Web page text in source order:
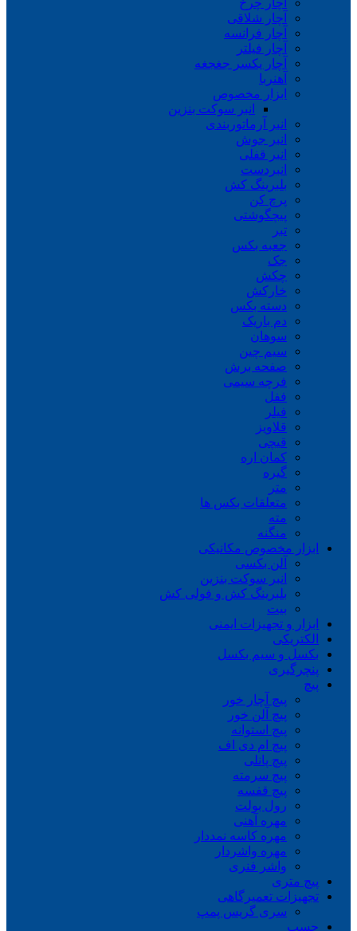
آچار شلاقی
آچار فرانسه
آچار فیلتر
آچار یکسر جغجغه
آهنربا
ابزار مخصوص
انبر سوکت بنزین
انبر آرماتوربندی
انبر جوش
انبر قفلی
انبردست
بلبرینگ کش
پرچ کن
پیچگوشتی
تبر
جعبه بکس
جک
چکش
خارکش
دسته بکس
دم باریک
سوهان
سیم چین
صفحه برش
فرچه سیمی
ففل
فیلر
قلاویز
قیچی
کمان اره
گیره
متر
متعلقات بکس ها
مته
منگنه
ابزار مخصوص مکانیکی
آلن بکسی
انبر سوکت بنزین
بلبرینگ کش و فولی کش
بیت
ابزار و تجهیزات ایمنی
الکتریکی
بکسل و سیم بکسل
پنچرگیری
پیچ
پیچ آچار خور
پیچ آلن خور
پیچ استوانه
پیچ ام دی اف
پیچ پانلی
پیچ سرمته
پیچ قفسه
رول بولت
مهره آهنی
مهره کاسه نمددار
مهره واشردار
واشر فنری
پیچ متری
تجهیزات تعمیرگاهی
سری گریس پمپ
چسب